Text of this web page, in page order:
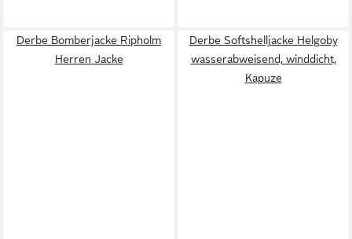
Derbe Bomberjacke Ripholm
Herren Jacke
Derbe Softshelljacke Helgoby
wasserabweisend, winddicht,
Kapuze